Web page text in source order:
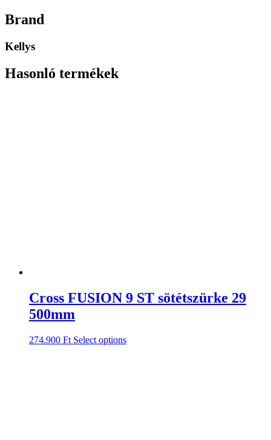
Brand
Kellys
Hasonló termékek
Cross FUSION 9 ST sötétszürke 29
500mm
274.900 Ft Select options